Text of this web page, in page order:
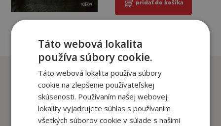
pridať do košíka
Zákazníci, ktorí si kúpili
tento titul si tiež kúpili
Táto webová lokalita
používa súbory cookie.
Táto webová lokalita používa súbory
cookie na zlepšenie používateľskej
skúsenosti. Používaním našej webovej
lokality vyjadrujete súhlas s používaním
všetkých súborov cookie v súlade s našimi